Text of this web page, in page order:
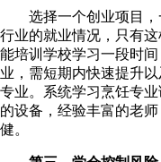
选择一个创业项目，
行业的就业情况，只有
能培训学校学习一段时
业，需短期内快速提升
专业。系统学习烹饪专
的设备，经验丰富的老
健。